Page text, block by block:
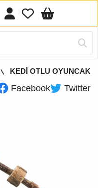
KEDİ OTLU OYUNCAK
Facebook Twitter